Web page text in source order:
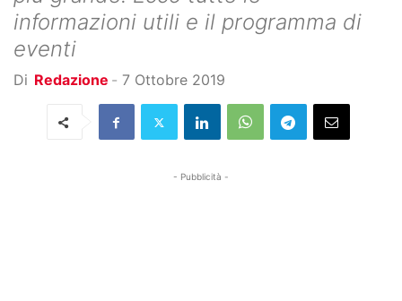
informazioni utili e il programma di
eventi
Di Redazione - 7 Ottobre 2019
- Pubblicità -